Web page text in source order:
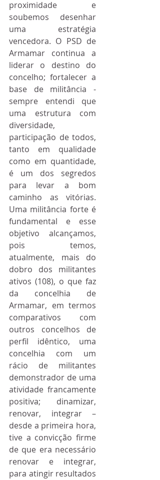
proximidade e
soubemos desenhar
uma estratégia
vencedora. O PSD de
Armamar continua a
liderar o destino do
concelho; fortalecer a
base de militância -
sempre entendi que
uma estrutura com
diversidade,
participação de todos,
tanto em qualidade
como em quantidade,
é um dos segredos
para levar a bom
caminho as vitórias.
Uma militância forte é
fundamental e esse
objetivo alcançamos,
pois temos,
atualmente, mais do
dobro dos militantes
ativos (108), o que faz
da concelhia de
Armamar, em termos
comparativos com
outros concelhos de
perfil idêntico, uma
concelhia com um
rácio de militantes
demonstrador de uma
atividade francamente
positiva; dinamizar,
renovar, integrar –
desde a primeira hora,
tive a convicção firme
de que era necessário
renovar e integrar,
para atingir resultados